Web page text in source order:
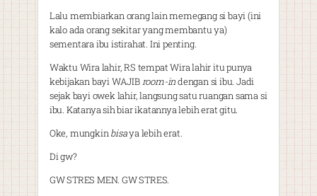
Lalu membiarkan orang lain memegang si bayi (ini
kalo ada orang sekitar yang membantu ya)
sementara ibu istirahat. Ini penting.
Waktu Wira lahir, RS tempat Wira lahir itu punya
kebijakan bayi WAJIBroom-indengan si ibu. Jadi
sejak bayi owek lahir, langsung satu ruangan sama si
ibu. Katanya sih biar ikatannya lebih erat gitu.
Oke, mungkinbisaya lebih erat.
Di gw?
GW STRES MEN. GW STRES.